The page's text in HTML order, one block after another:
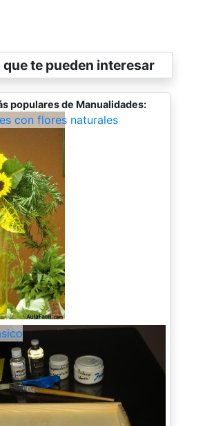
te pueden interesar
populares de Manualidades:
con flores naturales